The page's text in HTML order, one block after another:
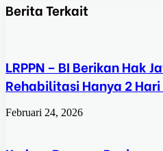
Berita Terkait
LRPPN – BI Berikan Hak
Rehabilitasi Hanya 2
Februari 24, 2026